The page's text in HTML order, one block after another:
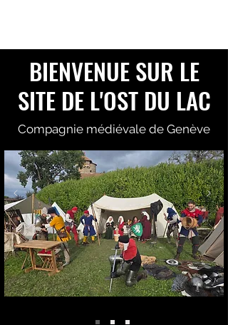
BIENVENUE SUR LE
SITE DE L'OST DU LAC
Compagnie médiévale de Genève